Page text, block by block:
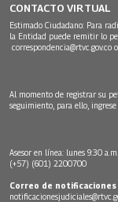
CONTACTO VIRTUAL
Estimado Ciudadano: Para
la Entidad puede remitir lo
correspondencia@rtvc.gov.co
Al momento de registrar su
seguimiento, para ello, ingrese
Asesor en línea: lunes 9:30
(+57) (601) 2200700
Correo de